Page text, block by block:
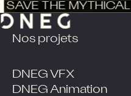
SAVE THE MYTHICAL
Nos projets
DNEG VFX
DNEG Animation